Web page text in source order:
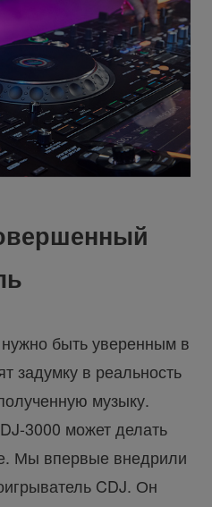
быть уверенным в
задумку в реальность
музыку.
3000 может делать
Мы впервые внедрили
CDJ. Он